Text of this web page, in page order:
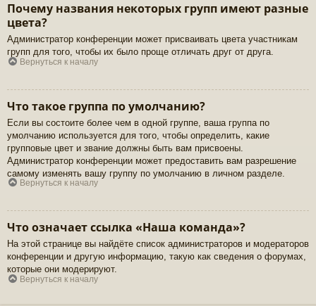
Почему названия некоторых групп имеют разные
цвета?
Администратор конференции может присваивать цвета участникам
групп для того, чтобы их было проще отличать друг от друга.
Вернуться к началу
Что такое группа по умолчанию?
Если вы состоите более чем в одной группе, ваша группа по
умолчанию используется для того, чтобы определить, какие
групповые цвет и звание должны быть вам присвоены.
Администратор конференции может предоставить вам разрешение
самому изменять вашу группу по умолчанию в личном разделе.
Вернуться к началу
Что означает ссылка «Наша команда»?
На этой странице вы найдёте список администраторов и модераторов
конференции и другую информацию, такую как сведения о форумах,
которые они модерируют.
Вернуться к началу